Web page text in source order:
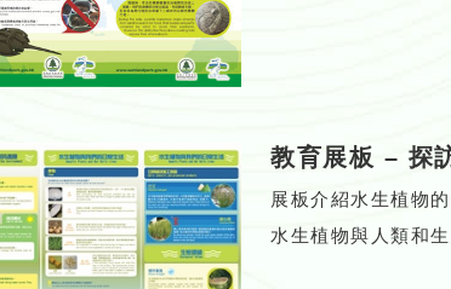
教育展板 – 探
展板介紹水生植物
水生植物與人類和生